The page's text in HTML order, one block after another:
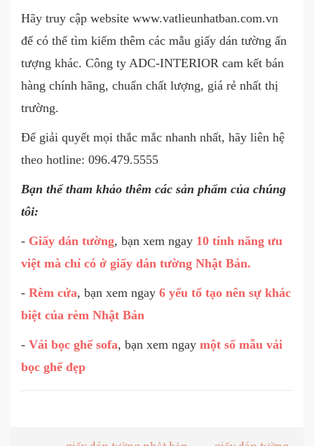
Hãy truy cập website www.vatlieunhatban.com.vn
để có thể tìm kiếm thêm các mẫu giấy dán tường ấn
tượng khác. Công ty ADC-INTERIOR cam kết bán
hàng chính hãng, chuẩn chất lượng, giá rẻ nhất thị
trường.
Để giải quyết mọi thắc mắc nhanh nhất, hãy liên hệ
theo hotline: 096.479.5555
Bạn thể tham khảo thêm các sản phẩm của chúng
tôi:
- Giấy dán tường, bạn xem ngay 10 tính năng ưu
việt mà chỉ có ở giấy dán tường Nhật Bản.
- Rèm cửa, bạn xem ngay 6 yếu tố tạo nên sự khác
biệt của rèm Nhật Bản
- Vải bọc ghế sofa, bạn xem ngay một số mẫu vải
bọc ghế đẹp